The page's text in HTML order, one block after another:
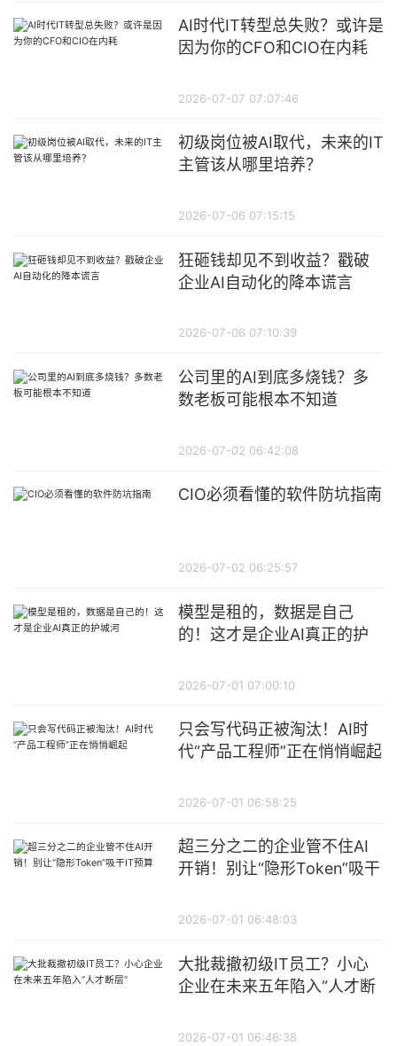
AI时代IT转型总失败？或许是
因为你的CFO和CIO在内耗
2026-07-07 07:07:46
初级岗位被AI取代，未来的IT
主管该从哪里培养？
2026-07-06 07:15:15
狂砸钱却见不到收益？戳破
企业AI自动化的降本谎言
2026-07-06 07:10:39
公司里的AI到底多烧钱？多
数老板可能根本不知道
2026-07-02 06:42:08
CIO必须看懂的软件防坑指南
2026-07-02 06:25:57
模型是租的，数据是自己
的！这才是企业AI真正的护
2026-07-01 07:00:10
只会写代码正被淘汰！AI时
代“产品工程师”正在悄悄崛起
2026-07-01 06:58:25
超三分之二的企业管不住AI
开销！别让“隐形Token”吸干
2026-07-01 06:48:03
大批裁撤初级IT员工？小心
企业在未来五年陷入“人才断
2026-07-01 06:46:38